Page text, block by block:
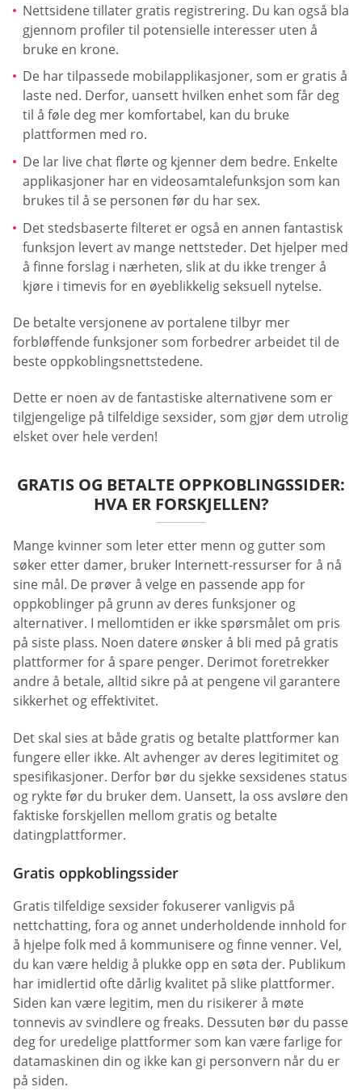
Nettsidene tillater gratis registrering. Du kan også bla
gjennom profiler til potensielle interesser uten å
bruke en krone.
De har tilpassede mobilapplikasjoner, som er gratis å
laste ned. Derfor, uansett hvilken enhet som får deg
til å føle deg mer komfortabel, kan du bruke
plattformen med ro.
De lar live chat flørte og kjenner dem bedre. Enkelte
applikasjoner har en videosamtalefunksjon som kan
brukes til å se personen før du har sex.
Det stedsbaserte filteret er også en annen fantastisk
funksjon levert av mange nettsteder. Det hjelper med
å finne forslag i nærheten, slik at du ikke trenger å
kjøre i timevis for en øyeblikkelig seksuell nytelse.
De betalte versjonene av portalene tilbyr mer
forbløffende funksjoner som forbedrer arbeidet til de
beste oppkoblingsnettstedene.
Dette er noen av de fantastiske alternativene som er
tilgjengelige på tilfeldige sexsider, som gjør dem utrolig
elsket over hele verden!
GRATIS OG BETALTE OPPKOBLINGSSIDER:
HVA ER FORSKJELLEN?
Mange kvinner som leter etter menn og gutter som
søker etter damer, bruker Internett-ressurser for å nå
sine mål. De prøver å velge en passende app for
oppkoblinger på grunn av deres funksjoner og
alternativer. I mellomtiden er ikke spørsmålet om pris
på siste plass. Noen datere ønsker å bli med på gratis
plattformer for å spare penger. Derimot foretrekker
andre å betale, alltid sikre på at pengene vil garantere
sikkerhet og effektivitet.
Det skal sies at både gratis og betalte plattformer kan
fungere eller ikke. Alt avhenger av deres legitimitet og
spesifikasjoner. Derfor bør du sjekke sexsidenes status
og rykte før du bruker dem. Uansett, la oss avsløre den
faktiske forskjellen mellom gratis og betalte
datingplattformer.
Gratis oppkoblingssider
Gratis tilfeldige sexsider fokuserer vanligvis på
nettchatting, fora og annet underholdende innhold for
å hjelpe folk med å kommunisere og finne venner. Vel,
du kan være heldig å plukke opp en søta der. Publikum
har imidlertid ofte dårlig kvalitet på slike plattformer.
Siden kan være legitim, men du risikerer å møte
tonnevis av svindlere og freaks. Dessuten bør du passe
deg for uredelige plattformer som kan være farlige for
datamaskinen din og ikke kan gi personvern når du er
på siden.